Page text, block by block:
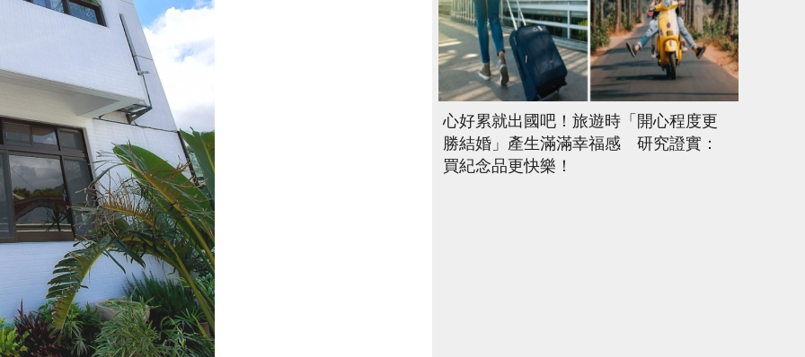
心好累就出國吧！旅遊時「開心程度更
勝結婚」產生滿滿幸福感 研究證實：
買紀念品更快樂！